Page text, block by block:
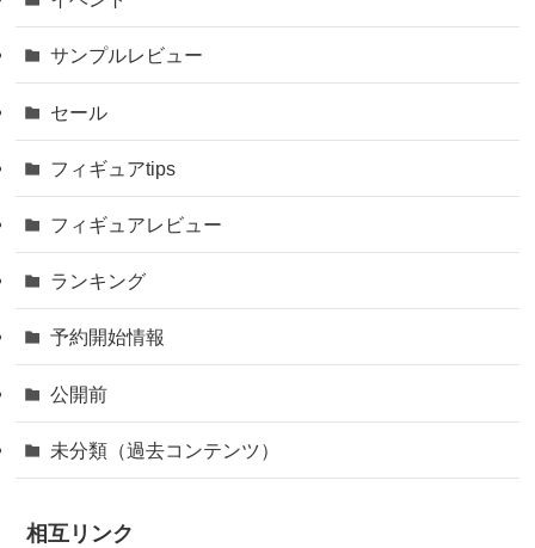
サンプルレビュー
セール
フィギュアtips
フィギュアレビュー
ランキング
予約開始情報
公開前
未分類（過去コンテンツ）
相互リンク